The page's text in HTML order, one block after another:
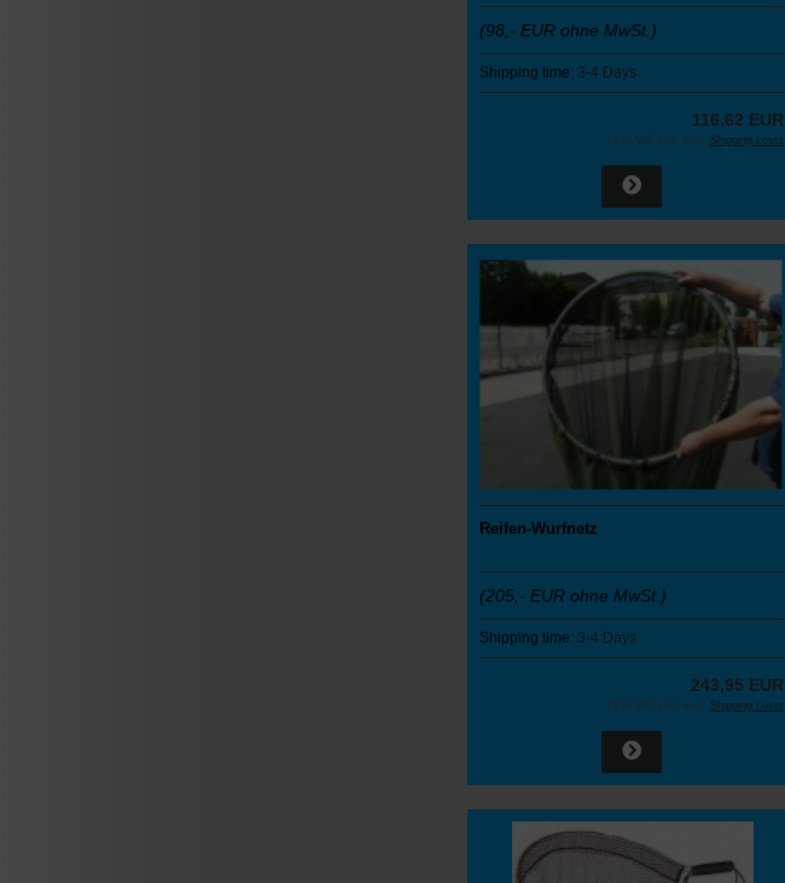
(98,- EUR ohne MwSt.)
Shipping time: 3-4 Days
116,62 EUR
19 % VAT incl. excl. Shipping costs
Reifen-Wurfnetz
(205,- EUR ohne MwSt.)
Shipping time: 3-4 Days
243,95 EUR
19 % VAT incl. excl. Shipping costs